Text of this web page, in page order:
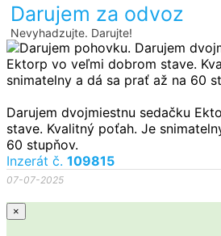
Darujem za odvoz
Nevyhadzujte. Darujte!
Darujem dvojmiestnu sedačku
stave. Kvalitný poťah. Je
60 stupňov.
Inzerát č. 109815
07-07-2025
×